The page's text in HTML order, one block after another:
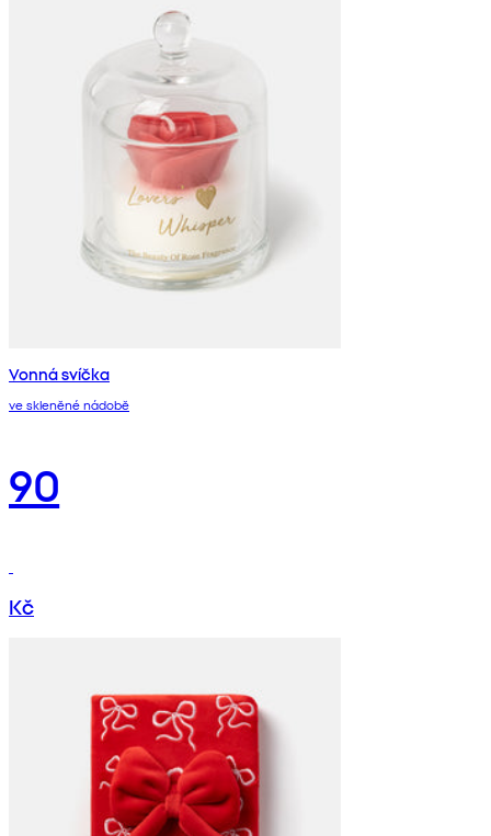
Vonná svíčka
ve skleněné nádobě
90
Kč